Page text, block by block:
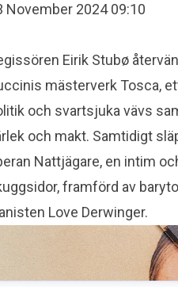
November 2024 09:10
Eirik Stubø
mästerverk Tosca,
och svartsjuka vävs
och makt. Samtidigt
Nattjägare, en intim
framförd av
Love Derwinger.